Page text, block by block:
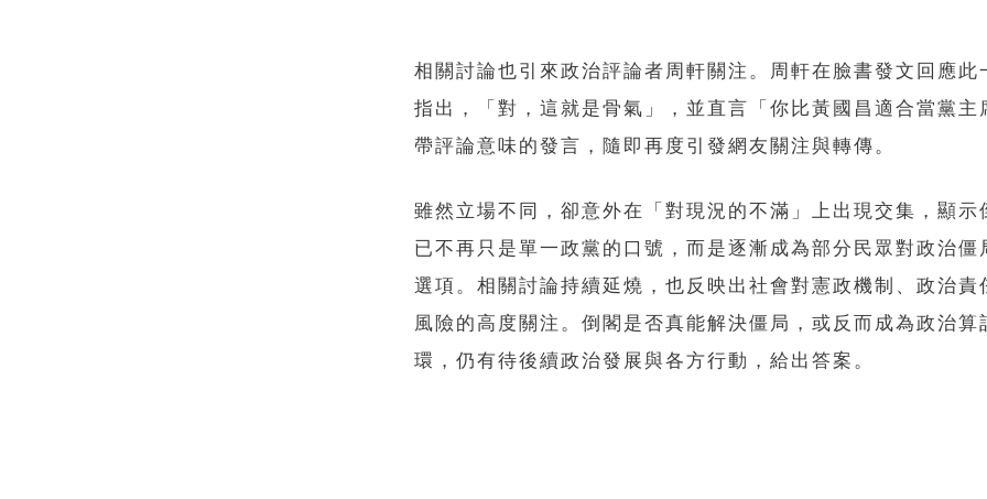
相關討論也引來政治評論者周軒關注。周軒在臉書發文回應此
指出，「對，這就是骨氣」，並直言「你比黃國昌適合當黨主
帶評論意味的發言，隨即再度引發網友關注與轉傳。
雖然立場不同，卻意外在「對現況的不滿」上出現交集，顯示
已不再只是單一政黨的口號，而是逐漸成為部分民眾對政治僵
選項。相關討論持續延燒，也反映出社會對憲政機制、政治責
風險的高度關注。倒閣是否真能解決僵局，或反而成為政治算
環，仍有待後續政治發展與各方行動，給出答案。